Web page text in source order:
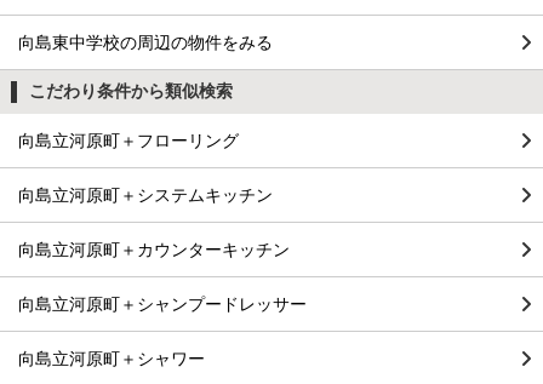
向島東中学校の周辺の物件をみる
こだわり条件から類似検索
向島立河原町＋フローリング
向島立河原町＋システムキッチン
向島立河原町＋カウンターキッチン
向島立河原町＋シャンプードレッサー
向島立河原町＋シャワー